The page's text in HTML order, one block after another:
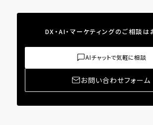
DX・AI・マーケティングのご相談は
AIチャットで気軽に相談
お問い合わせフォーム